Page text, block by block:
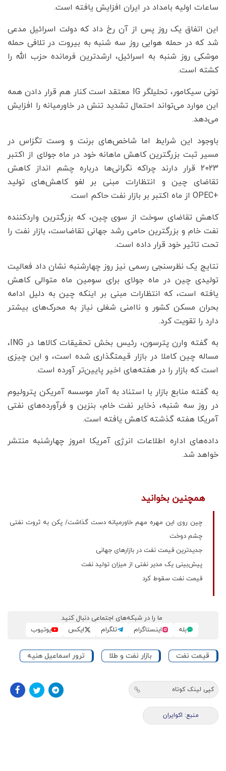
ساعات اولیه بامداد در ایران افزایش یافته است.
این اتفاق یک روز پس از آن رخ داد که دولت اسرائیل مدعی
شد که در حمله هوایی روز سه شنبه به بیروت در تلافی حمله
موشکی روز شنبه به اسرائیل، ارشدترین فرمانده حزب الله را
کشته است.
تونی سیکامور، تحلیلگر IG معتقد است کنار هم قرار دادن همه
این موارد می‌تواند احتمال تشدید تنش در خاورمیانه را افزایش
می‌دهد.
باوجود این شرایط اما شاخص‌های برنت و وست تگزاس در
مسیر ثبت بزرگترین کاهش ماهانه خود در ماه جولای از اکتبر
2023 قرار دارند چراکه نگرانی‌ها درباره چشم انداز کاهش
تقاضای چین و انتظارات مبنی بر لغو کاهش‌های تولید
+OPEC از ماه اکتبر بر بازار نفت حاکم است.
کاهش تقاضای سوخت از سوی چین، که بزرگترین واردکننده
نفت خام و بزرگترین حامی رشد جهانی تقاضاست، بازار نفت را
تحت تاثیر خود قرار داده است.
نتایج یک نظرسنجی رسمی نیز روز چهارشنبه نشان داد فعالیت
تولیدی چین در ماه جولای برای سومین ماه متوالی کاهش
یافته است، که انتظارات مبنی بر اینکه چین به دلیل ادامه
بحران مسکن کشور و ناامنی شغلی نیاز به محرک‌های بیشتر
دارد را تقویت کرد.
به گفته وارن پترسون، رئیس بخش تحقیقات کالاها در ING،
مساله چین کاملا در بازار قیمتگذاری شده است، و این چیزی
است که بازار را در هفته‌های اخیر پایین‌تر آورده است.
به گفته منابع بازار با استناد به آمار موسسه آمریکن پترولیوم
در روز سه شنبه، ذخایر نفت خام، بنزین و فرآورده‌های نفتی
آمریکا هفته گذشته کاهش یافته است.
داده‌های اداره اطلاعات انرژی آمریکا امروز چهارشنبه منتشر
خواهد شد.
همچنین بخوانید
چین روی این مهره مهم خاورمیانه دست گذاشت/ پکن به ثروت نفتی
چشم دوخت
جدیدترین قیمت نفت در بازارهای جهانی
پیش‌بینی یک مدیر نفتی از میزان تولید نفت
قیمت نفت سقوط کرد
ما را در شبکه‌های اجتماعی دنبال کنید
بله
اینستاگرام تلگرام ایکس یوتیوب
قیمت نفت بازار نفت و طلا ترور اسماعیل هنیه
کپی لینک کوتاه
منبع: اکوایران